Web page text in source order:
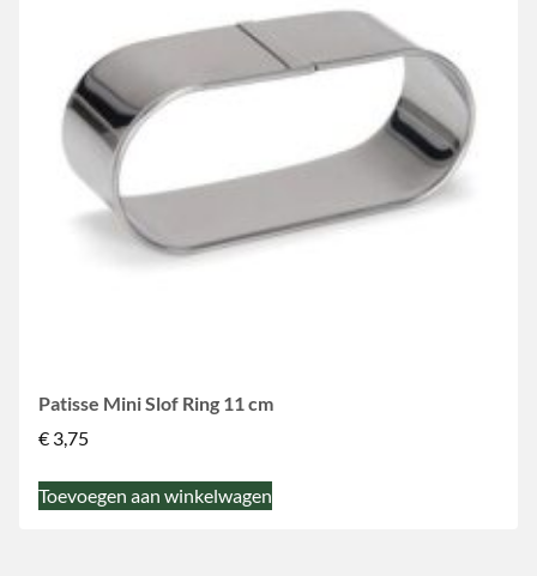
Patisse Mini Slof Ring 11 cm
€ 3,75
Toevoegen aan winkelwagen